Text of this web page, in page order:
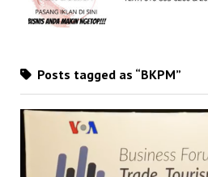
Posts tagged as “BKPM”